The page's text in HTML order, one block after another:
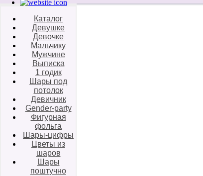
Каталог
Девушке
Девочке
Мальчику
Мужчине
Выписка
1 годик
Шары под
потолок
Девичник
Gender-party
Фигурная
фольга
Шары-цифры
Цветы из
шаров
Шары
поштучно